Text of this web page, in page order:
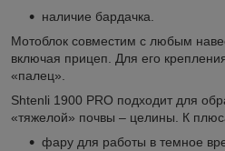
наличие бардачка.
Мотоблок совместим с любым
включая прицеп. Для его
«палец».
Shtenli 1900 PRO подходит для
«тяжелой» почвы – целины. К
фару для работы в темное